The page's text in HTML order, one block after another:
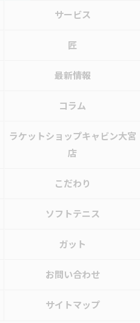
サービス
匠
最新情報
コラム
ラケットショップキャビン大宮
店
こだわり
ソフトテニス
ガット
お問い合わせ
サイトマップ